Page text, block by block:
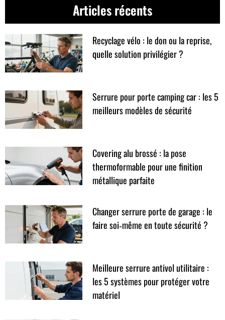
Articles récents
Recyclage vélo : le don ou la reprise,
quelle solution privilégier ?
Serrure pour porte camping car : les 5
meilleurs modèles de sécurité
Covering alu brossé : la pose
thermoformable pour une finition
métallique parfaite
Changer serrure porte de garage : le
faire soi‑même en toute sécurité ?
Meilleure serrure antivol utilitaire :
les 5 systèmes pour protéger votre
matériel